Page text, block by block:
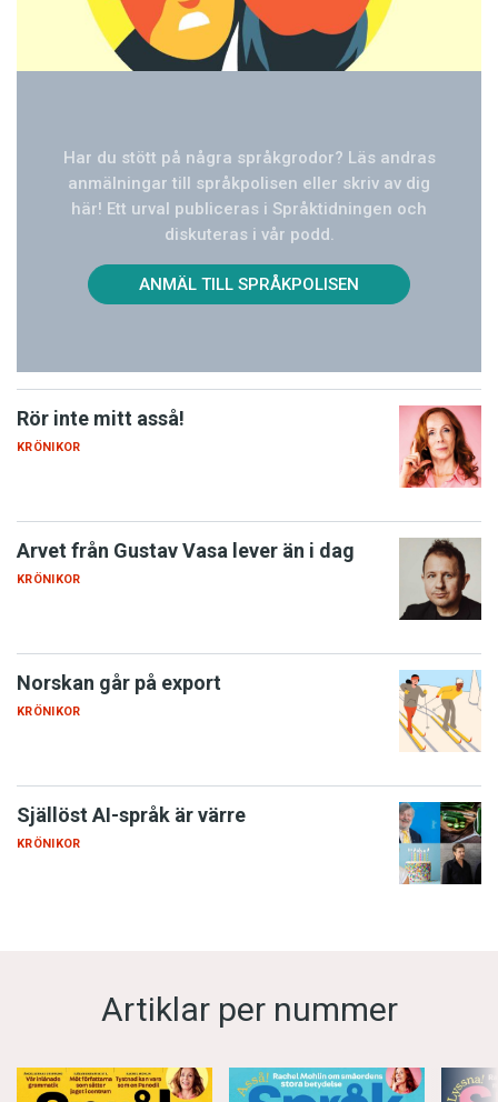
Har du stött på några språkgrodor? Läs andras
anmälningar till språkpolisen eller skriv av dig
här! Ett urval publiceras i Språktidningen och
diskuteras i vår podd.
ANMÄL TILL SPRÅKPOLISEN
Rör inte mitt asså!
KRÖNIKOR
Arvet från Gustav Vasa lever än i dag
KRÖNIKOR
Norskan går på export
KRÖNIKOR
Själlöst AI-språk är värre
KRÖNIKOR
Artiklar per nummer